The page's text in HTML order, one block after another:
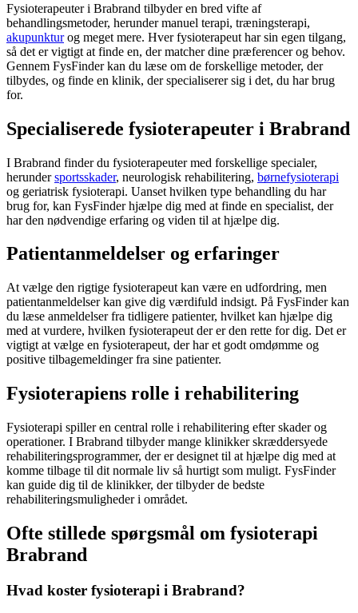
Fysioterapeuter i Brabrand tilbyder en bred vifte af
behandlingsmetoder, herunder manuel terapi, træningsterapi,
akupunkturog meget mere. Hverfysioterapeut har sin egen tilgang,
så det er vigtigt at finde en, der matcher dine præferencer og behov.
Gennem FysFinder kan du læse om de forskellige metoder, der
tilbydes, og finde en klinik, der specialiserer sig i det, du har brug
for.
Specialiserede fysioterapeuter i Brabrand
I Brabrand finder du fysioterapeuter med forskellige specialer,
herundersportsskader, neurologisk rehabilitering, børnefysioterapi
og geriatrisk fysioterapi. Uanset hvilken type behandling du har
brug for, kan FysFinder hjælpe dig med at finde en specialist, der
har den nødvendige erfaring og viden til at hjælpe dig.
Patientanmeldelser og erfaringer
At vælge den rigtige fysioterapeut kan være en udfordring, men
patientanmeldelser kan give dig værdifuld indsigt. På FysFinder kan
du læse anmeldelser fra tidligere patienter, hvilket kan hjælpe dig
med at vurdere, hvilken fysioterapeut der er den rette for dig. Det er
vigtigt at vælge en fysioterapeut, der har et godt omdømme og
positive tilbagemeldinger fra sine patienter.
Fysioterapiens rolle i rehabilitering
Fysioterapi spiller en central rolle i rehabilitering efter skader og
operationer. I Brabrand tilbyder mange klinikker skræddersyede
rehabiliteringsprogrammer, der er designet til at hjælpe dig med at
komme tilbage til dit normale liv så hurtigt som muligt. FysFinder
kan guide dig til de klinikker, der tilbyder de bedste
rehabiliteringsmuligheder i området.
Ofte stillede spørgsmål om fysioterapi
Brabrand
Hvad koster fysioterapi i Brabrand?